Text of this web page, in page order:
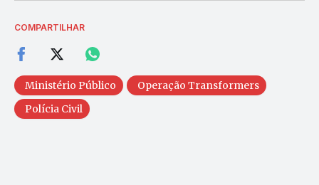
COMPARTILHAR
Ministério Público
Operação Transformers
Polícia Civil